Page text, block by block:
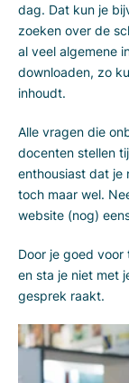
dag. Dat kun je
zoeken over de
al veel algemene
downloaden, zo
inhoudt.
Alle vragen die
docenten stellen
enthousiast dat je
toch maar wel.
website (nog)
Door je goed
en sta je niet met
gesprek raakt.